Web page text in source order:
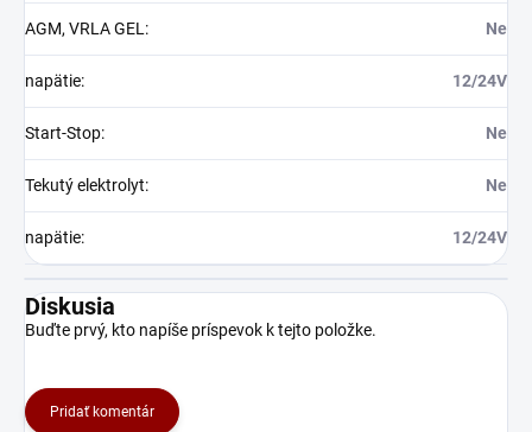
AGM, VRLA GEL : Ne
napätie: 12/24V
Start-Stop: Ne
Tekutý elektrolyt: Ne
napätie: 12/24V
Diskusia
Buďte prvý, kto napíše príspevok k tejto položke.
Pridať komentár